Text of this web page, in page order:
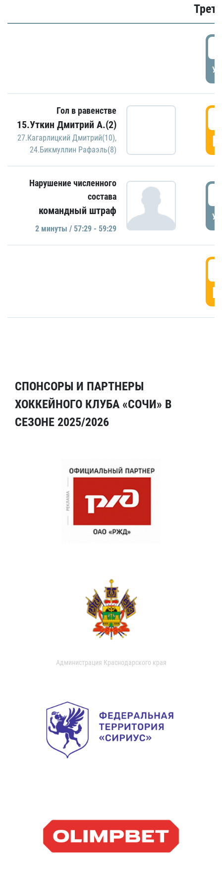
Гол в равенстве
15.Уткин Дмитрий А.(2)
27.Кагарлицкий Дмитрий(10),
24.Бикмуллин Рафаэль(8)
Нарушение численного
состава
командный штраф
2 минуты / 57:29 - 59:29
СПОНСОРЫ И ПАРТНЕРЫ
ХОККЕЙНОГО КЛУБА «СОЧИ» В
СЕЗОНЕ 2025/2026
Администрация Краснодарского края